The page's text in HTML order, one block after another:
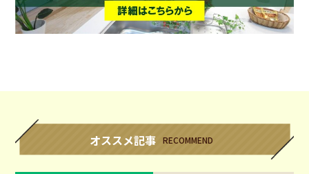
オススメ記事 RECOMMEND